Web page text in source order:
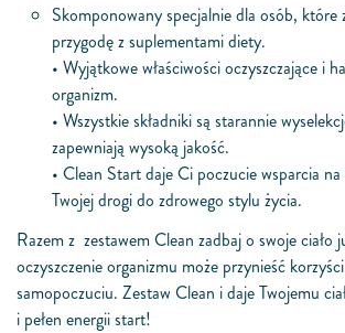
Skomponowany specjalnie dla osób, które
przygodę z suplementami diety.
• Wyjątkowe właściwości oczyszczające i
organizm.
• Wszystkie składniki są starannie
zapewniają wysoką jakość.
• Clean Start daje Ci poczucie wsparcia
Twojej drogi do zdrowego stylu życia.
Razem z zestawem Clean zadbaj o swoje ciało
oczyszczenie organizmu może przynieść
samopoczuciu. Zestaw Clean i daje Twojemu
i pełen energii start!